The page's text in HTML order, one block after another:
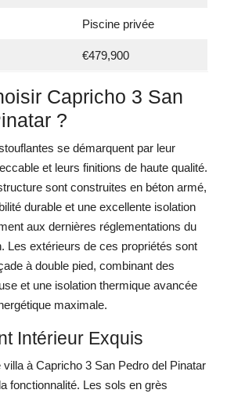
Piscine privée
€479,900
Capricho 3 San
?
se démarquent par leur
et leurs finitions de haute qualité.
sont construites en béton armé,
durable et une excellente isolation
aux dernières réglementations du
Les extérieurs de ces propriétés sont
à double pied, combinant des
et une isolation thermique avancée
maximale.
Intérieur Exquis
villa à Capricho 3 San Pedro del Pinatar
fonctionnalité. Les sols en grès